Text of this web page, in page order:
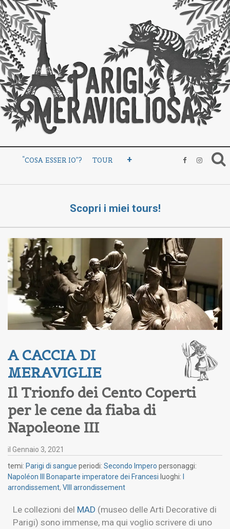
“COSA ESSER IO”? TOUR +
Scopri i miei tours!
A CACCIA DI
MERAVIGLIE
Il Trionfo dei Cento Coperti
per le cene da fiaba di
Napoleone III
il Gennaio 3, 2021
temi: Parigi di sangue periodi: Secondo Impero personaggi:
Napoléon III Bonaparte imperatore dei Francesi luoghi:
arrondissement, VIII arrondissement
Le collezioni del MAD (museo delle Arti Decorative di
Parigi) sono immense, ma qui voglio scrivere di uno